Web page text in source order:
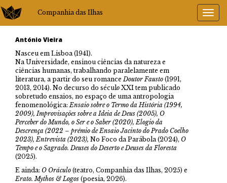
Companhia das Ilhas
António Vieira
Nasceu em Lisboa (1941).
Na Universidade, ensinou ciências da natureza e
ciências humanas, trabalhando paralelamente em
literatura, a partir do seu romanceDoutor Fausto (1991,
2013, 2014). No decurso do século XXI tem publicado
sobretudo ensaios, no espaço de uma antropologia
fenomenológica:Ensaio sobre o Termo da História (1994,
2009), Improvisações sobre a Ideia de Deus (2005), O
Perceber do Mundo, o Ser e o Saber (2020), Elogio da
Descrença (2022 – prémio de Ensaio Jacinto do Prado Coelho
2023), Entrevista (2023), No Foco da Parábola (2024), O
Tempo e o Sagrado. Deuses do Deserto e Deuses da Floresta
(2025).
E ainda: O Oráculo (teatro, Companhia das Ilhas, 2025) e
Erato. Mythos & Logos (poesia, 2026).